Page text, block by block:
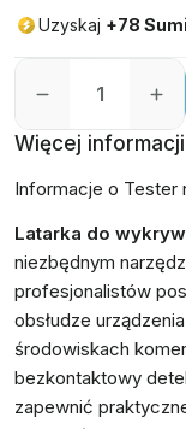
Uzyskaj +78
Więcej
Informacje o Tester
Latarka do
niezbędnym
profesjonalistów
obsłudze
środowiskach
bezkontaktowy
zapewnić